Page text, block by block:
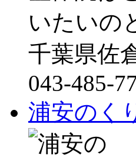
いたいの
千葉県佐
043-485-
浦安のく